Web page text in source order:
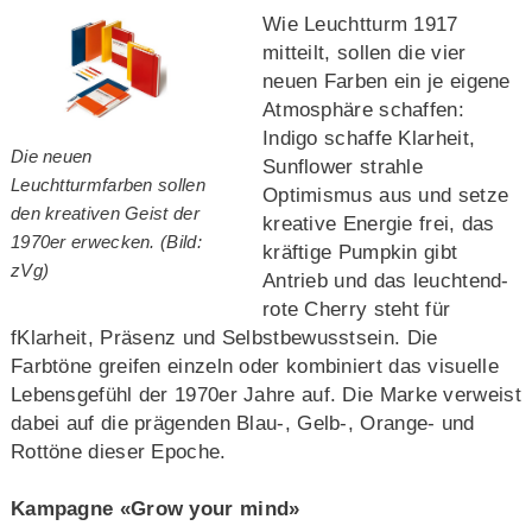
Die neuen
Leuchtturmfarben sollen
den kreativen Geist der
1970er erwecken. (Bild:
zVg)
Wie Leuchtturm 1917
mitteilt, sollen die vier
neuen Farben ein je eigene
Atmosphäre schaffen:
Indigo schaffe Klarheit,
Sunflower strahle
Optimismus aus und setze
kreative Energie frei, das
kräftige Pumpkin gibt
Antrieb und das leuchtend-
rote Cherry steht für
fKlarheit, Präsenz und Selbstbewusstsein. Die
Farbtöne greifen einzeln oder kombiniert das visuelle
Lebensgefühl der 1970er Jahre auf. Die Marke verweist
dabei auf die prägenden Blau-, Gelb-, Orange- und
Rottöne dieser Epoche.
Kampagne «Grow your mind»